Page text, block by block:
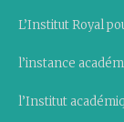
L’Institut Royal
l’instance
l’Institut